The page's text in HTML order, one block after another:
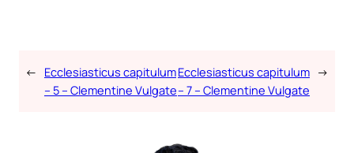
← Ecclesiasticus capitulum
– 5 – Clementine Vulgate
Ecclesiasticus capitulum
– 7 – Clementine Vulgate
→